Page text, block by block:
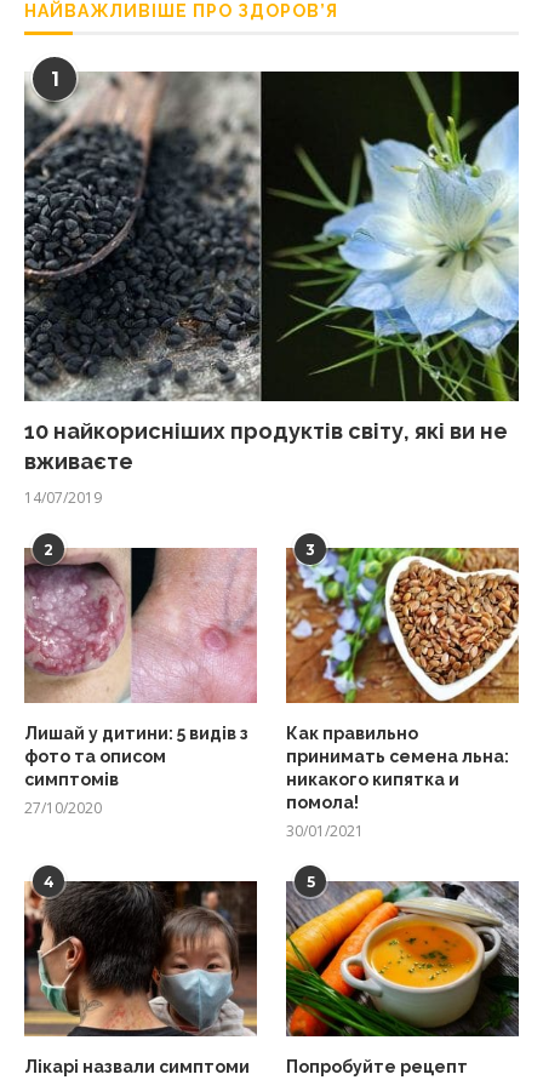
НАЙВАЖЛИВІШЕ ПРО ЗДОРОВ’Я
1
10 найкорисніших продуктів світу, які ви не
вживаєте
14/07/2019
2
Лишай у дитини: 5 видів з
фото та описом
симптомів
27/10/2020
3
Как правильно
принимать семена льна:
никакого кипятка и
помола!
30/01/2021
4
Лікарі назвали симптоми
5
Попробуйте рецепт